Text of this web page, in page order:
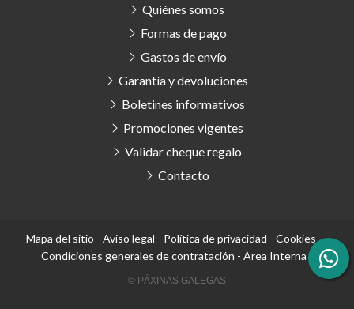
Quiénes somos
Formas de pago
Gastos de envío
Garantía y devoluciones
Boletines informativos
Promociones vigentes
Validar cheque regalo
Contacto
Mapa del sitio - Aviso legal - Política de privacidad - Cookies-
Condiciones generales de contratación - Área Interna
© PÁXINAS GALEGAS